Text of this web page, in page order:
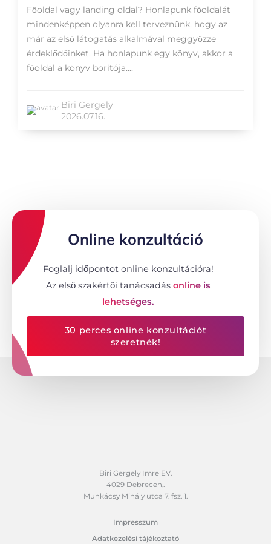
Főoldal vagy landing oldal? Honlapunk főoldalát
mindenképpen olyanra kell terveznünk, hogy az
már az első látogatás alkalmával meggyőzze
érdeklődőinket. Ha honlapunk egy könyv, akkor a
főoldal a könyv borítója....
Biri Gergely
2026.07.16.
Online konzultáció
Foglalj időpontot online konzultációra!
Az első szakértői tanácsadás online is
lehetséges.
30 perces online konzultációt
szeretnék!
Biri Gergely Imre EV.
4029 Debrecen,.
Munkácsy Mihály utca 7. fsz. 1.
Impresszum
Adatkezelési tájékoztató